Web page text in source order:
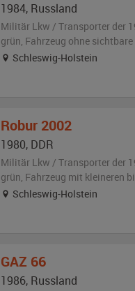
1984, Russland
Militär Lkw / Transporter der
grün, Fahrzeug ohne
Schleswig-Holstein
Robur 2002
1980, DDR
Militär Lkw / Transporter der
grün, Fahrzeug mit kleineren
Schleswig-Holstein
GAZ 66
1986, Russland